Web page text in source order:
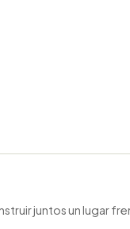
juntos un lugar